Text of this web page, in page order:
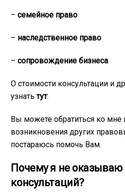
–семейное право
– наследственное право
–сопровождение бизнеса
О стоимости консультации и
узнатьтут.
Вы можете обратиться ко мне
возникновения других
постараюсь помочь Вам.
Почему я не
консультаций?